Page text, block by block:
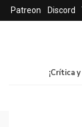
Patreon Discord
¡Crítica